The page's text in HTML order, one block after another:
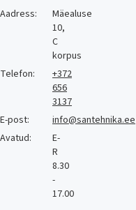
Aadress:
Mäealuse
10,
C
korpus
Telefon:
+372
656
3137
E-post:
info@santehnika.ee
Avatud:
E-
R
8.30
-
17.00